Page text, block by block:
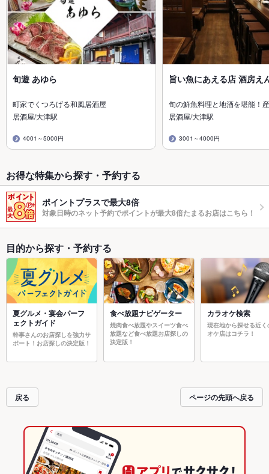
旬遊 あゆら
町家でくつろげる和風居酒屋
居酒屋/大津駅
4001～5000円
旨い魚にあえる店 酒房え
旬の鮮魚料理と地酒を堪能！
居酒屋/大津駅
3001～4000円
お得な特集から探す・予約する
ポイントプラスで最大8倍
対象日時のネット予約でポイントが最大8倍たまるお店はこちら！
目的から探す・予約する
夏グルメ・宴会パーフ
ェクトガイド
幹事さんのお店探しを強力サ
ポート！お店探しの決定版！
食べ放題ナビゲーター
焼肉食べ放題やスイーツ食べ
放題など食べ放題お店探しの
決定版！
カラオケ検索
現在地から探せる近く
オケ店はコチラ！
戻る ページの先頭へ戻る